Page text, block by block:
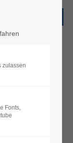
zulassen
Fonts,